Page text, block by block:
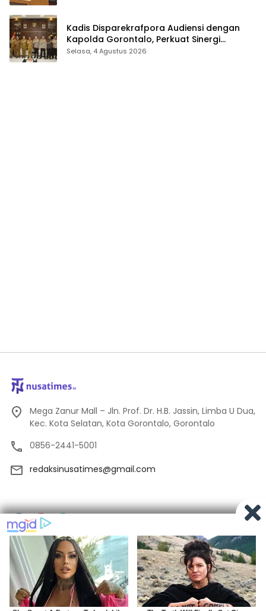
Kadis Disparekrafpora Audiensi dengan
Kapolda Gorontalo, Perkuat Sinergi
Sukseskan Gorontalo Karnaval Karawo
Selasa, 4 Agustus 2026
Mega Zanur Mall – Jln. Prof. Dr. H.B. Jassin, Limba U Dua,
Kec. Kota Selatan, Kota Gorontalo, Gorontalo
0856-2441-5001
redaksinusatimes@gmail.com
Tentang Kami Redaksi
Pedoman Media Siber
Privacy
Indeks Berita
© 2024 Nusatimes.id